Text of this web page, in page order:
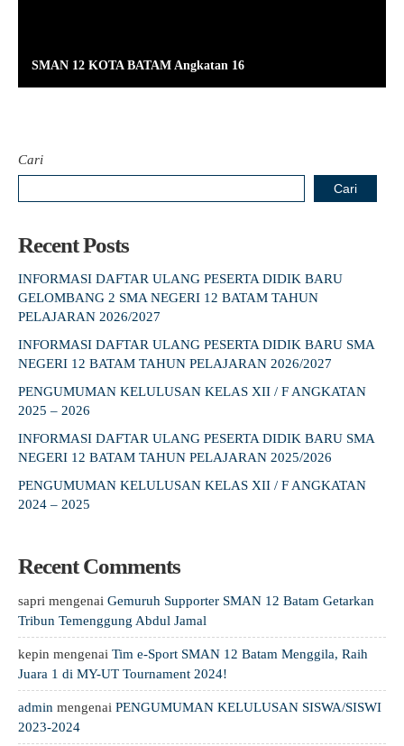
SMAN 12 KOTA BATAM Angkatan 16
Cari
Cari
Recent Posts
INFORMASI DAFTAR ULANG PESERTA DIDIK BARU
GELOMBANG 2 SMA NEGERI 12 BATAM TAHUN
PELAJARAN 2026/2027
INFORMASI DAFTAR ULANG PESERTA DIDIK BARU SMA
NEGERI 12 BATAM TAHUN PELAJARAN 2026/2027
PENGUMUMAN KELULUSAN KELAS XII / F ANGKATAN
2025 – 2026
INFORMASI DAFTAR ULANG PESERTA DIDIK BARU SMA
NEGERI 12 BATAM TAHUN PELAJARAN 2025/2026
PENGUMUMAN KELULUSAN KELAS XII / F ANGKATAN
2024 – 2025
Recent Comments
sapri mengenai Gemuruh Supporter SMAN 12 Batam Getarkan
Tribun Temenggung Abdul Jamal
kepin mengenai Tim e-Sport SMAN 12 Batam Menggila, Raih
Juara 1 di MY-UT Tournament 2024!
admin mengenai PENGUMUMAN KELULUSAN SISWA/SISWI
2023-2024